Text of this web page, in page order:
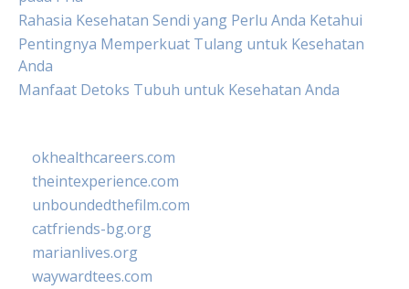
Rahasia Kesehatan Sendi yang Perlu Anda Ketahui
Pentingnya Memperkuat Tulang untuk Kesehatan
Anda
Manfaat Detoks Tubuh untuk Kesehatan Anda
okhealthcareers.com
theintexperience.com
unboundedthefilm.com
catfriends-bg.org
marianlives.org
waywardtees.com